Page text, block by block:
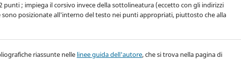
punti ; impiega il corsivo invece della sottolineatura (eccetto con gli indirizzi
sono posizionate all'interno del testo nei punti appropriati, piuttosto che alla
riassunte nelle linee guida dell'autore, che si trova nella pagina di